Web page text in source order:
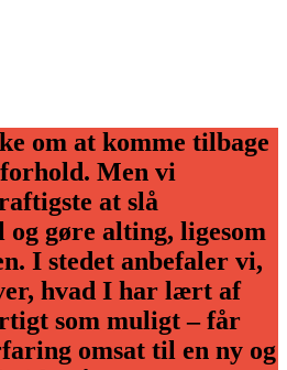
om at komme tilbage
Men vi
at slå
gøre alting, ligesom
I stedet anbefaler vi,
hvad I har lært af
som muligt – får
omsat til en ny og